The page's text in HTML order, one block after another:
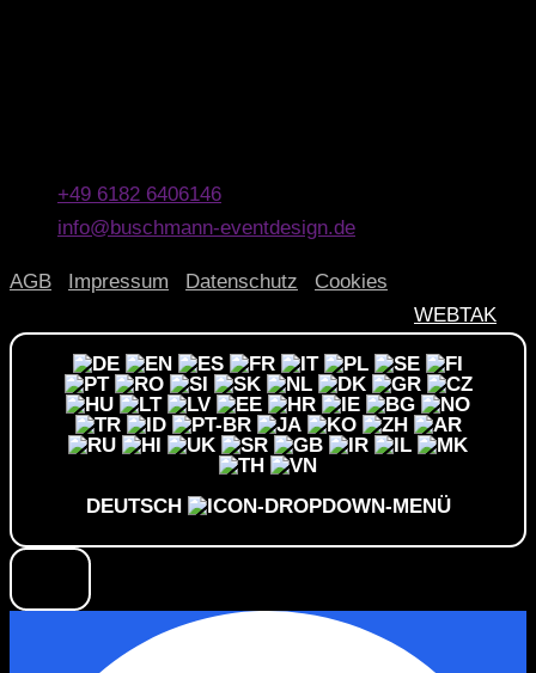
+49 6182 6406146
info@buschmann-eventdesign.de
AGB Impressum Datenschutz
Cookies
WEBTAK
DEUTSCH